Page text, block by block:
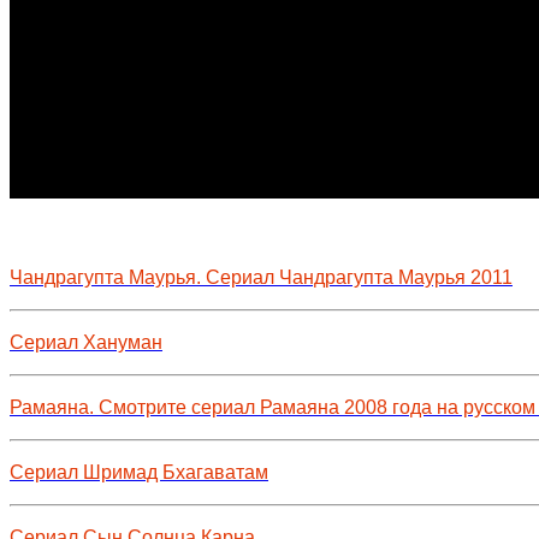
Чандрагупта Маурья. Сериал Чандрагупта Маурья 2011
Сериал Хануман
Рамаяна. Смотрите сериал Рамаяна 2008 года на русском
Сериал Шримад Бхагаватам